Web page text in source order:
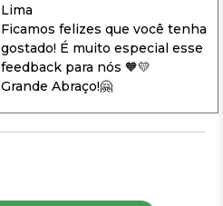
Lima
Ficamos felizes que você tenha
gostado! É muito especial esse
feedback para nós 🧡💛
Grande Abraço!🤗